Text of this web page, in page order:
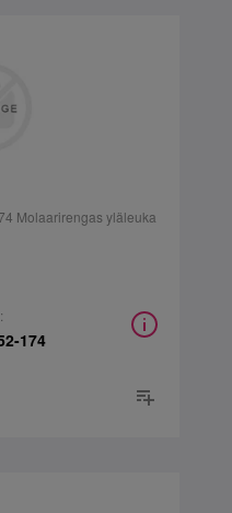
Molaarirengas yläleuka
174